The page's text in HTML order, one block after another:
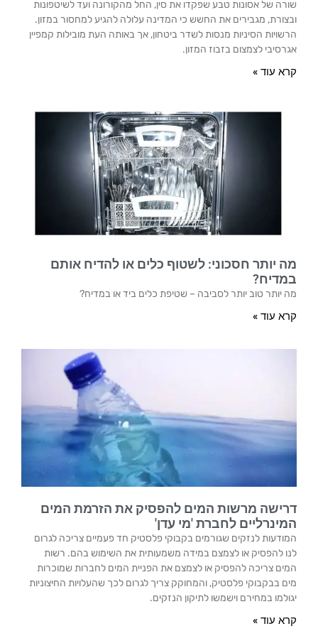
שורה של אסונות טבע שפקדו את סין, החל מהקורונה ועד לשיטפונות
ובצורת, מגבירים את החשש כי המדינה עלולה להגיע למחסור במזון.
הרשויות הסיניות מנסות לשדר ביטחון, אך באותה העת מובילות קמפיין
אגרסיבי לצמצום בזבוז המזון.
קרא עוד »
מה יותר חסכוני: לשטוף כלים או להדיח אותם
במדיח?
מה יותר טוב יותר לסביבה – שטיפת כלים ביד או במדיח?
קרא עוד »
דרישה מרשות המים להפסיק את הזרמת המים
המינרליים לחברת 'מי עדן'
המודעות לנזקים שגורמים בקבוקי פלסטיק חד פעמיים צריכה לגרום
לנו להפסיק או לצמצם במידה משמעותית את השימוש בהם. רשות
המים צריכה להפסיק או לצמצם את הפניית המים לחברות שמוכרות
מים בבקבוקי פלסטיק, והמחוקק צריך לגרום לכך שהעלויות החיצוניות
יגולמו במחירם וישמשו לתיקון הנזקים.
קרא עוד »